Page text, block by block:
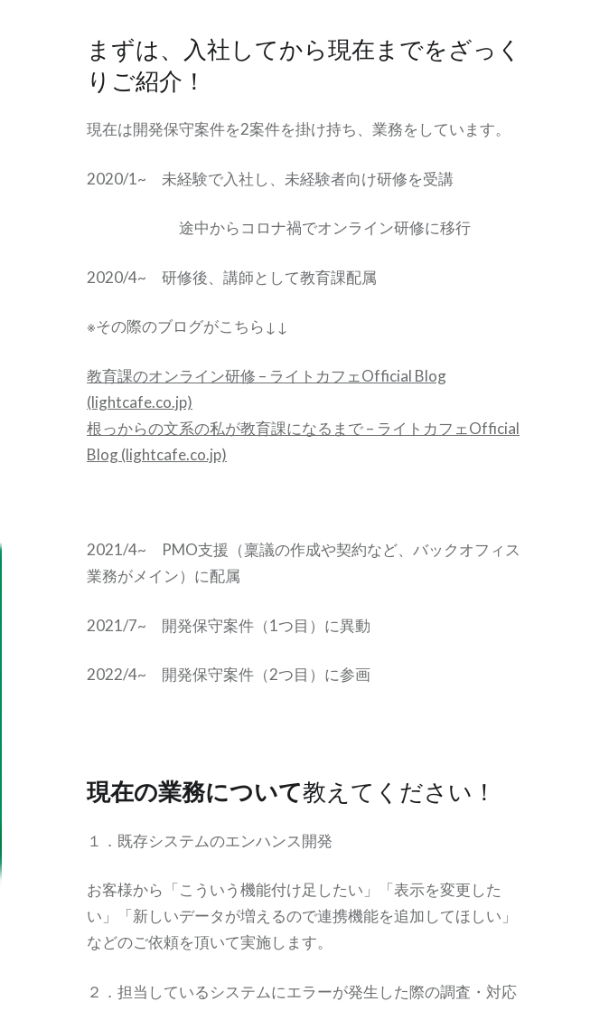
まずは、入社してから現在までをざっく
りご紹介！
現在は開発保守案件を2案件を掛け持ち、業務をしています。
2020/1~ 未経験で入社し、未経験者向け研修を受講
途中からコロナ禍でオンライン研修に移行
2020/4~ 研修後、講師として教育課配属
※その際のブログがこちら↓↓
教育課のオンライン研修 – ライトカフェOfficial Blog
(lightcafe.co.jp)
根っからの文系の私が教育課になるまで – ライトカフェOfficial
Blog (lightcafe.co.jp)
2021/4~ PMO支援（稟議の作成や契約など、バックオフィス
業務がメイン）に配属
2021/7~ 開発保守案件（1つ目）に異動
2022/4~ 開発保守案件（2つ目）に参画
現在の業務について教えてください！
１．既存システムのエンハンス開発
お客様から「こういう機能付け足したい」「表示を変更した
い」「新しいデータが増えるので連携機能を追加してほしい」
などのご依頼を頂いて実施します。
２．担当しているシステムにエラーが発生した際の調査・対応